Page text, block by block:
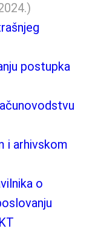
postupka
i arhivskom
o